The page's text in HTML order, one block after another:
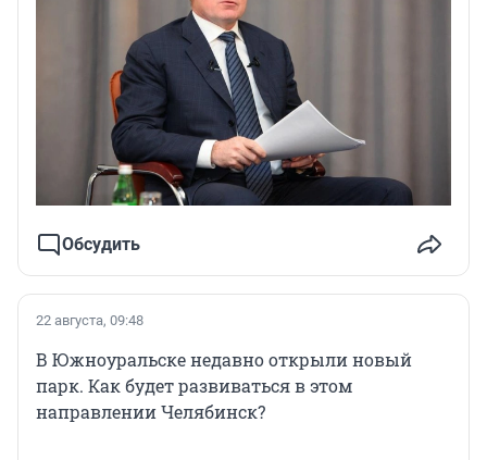
Обсудить
22 августа, 09:48
В Южноуральске недавно открыли новый
парк. Как будет развиваться в этом
направлении Челябинск?